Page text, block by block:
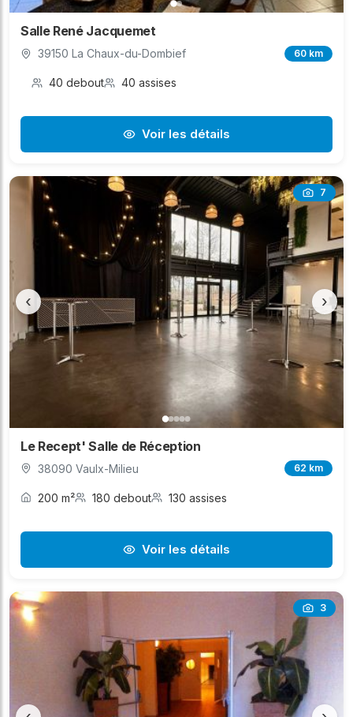
Salle René Jacquemet
39150 La Chaux-du-Dombief 60 km
40 debout 40 assises
Voir les détails
7
‹ ›
Le Recept' Salle de Réception
38090 Vaulx-Milieu 62 km
200 m² 180 debout 130 assises
Voir les détails
3